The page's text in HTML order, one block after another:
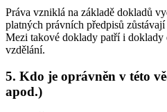
Práva vzniklá na základě dokladů
platných právních předpisů
Mezi takové doklady patří i doklady
vzdělání.
5. Kdo je oprávněn v této
apod.)